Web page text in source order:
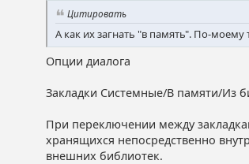
Цитировать
А как их загнать "в память". По-моему
Опции диалога
Закладки Системные/В памяти/Из
При переключении между
хранящихся непосредственно
внешних библиотек.